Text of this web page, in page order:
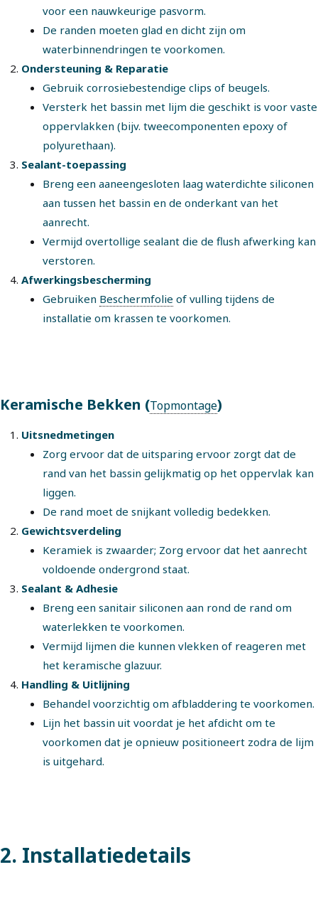
voor een nauwkeurige pasvorm.
De randen moeten glad en dicht zijn om
waterbinnendringen te voorkomen.
Ondersteuning & Reparatie
Gebruik corrosiebestendige clips of beugels.
Versterk het bassin met lijm die geschikt is voor vaste
oppervlakken (bijv. tweecomponenten epoxy of
polyurethaan).
Sealant-toepassing
Breng een aaneengesloten laag waterdichte siliconen
aan tussen het bassin en de onderkant van het
aanrecht.
Vermijd overtollige sealant die de flush afwerking kan
verstoren.
Afwerkingsbescherming
Gebruiken Beschermfolie of vulling tijdens de
installatie om krassen te voorkomen.
Keramische Bekken (Topmontage)
Uitsnedmetingen
Zorg ervoor dat de uitsparing ervoor zorgt dat de
rand van het bassin gelijkmatig op het oppervlak kan
liggen.
De rand moet de snijkant volledig bedekken.
Gewichtsverdeling
Keramiek is zwaarder; Zorg ervoor dat het aanrecht
voldoende ondergrond staat.
Sealant & Adhesie
Breng een sanitair siliconen aan rond de rand om
waterlekken te voorkomen.
Vermijd lijmen die kunnen vlekken of reageren met
het keramische glazuur.
Handling & Uitlijning
Behandel voorzichtig om afbladdering te voorkomen.
Lijn het bassin uit voordat je het afdicht om te
voorkomen dat je opnieuw positioneert zodra de lijm
is uitgehard.
2. Installatiedetails